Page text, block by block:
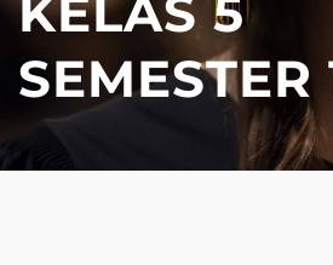
KELAS 5
SEMESTER